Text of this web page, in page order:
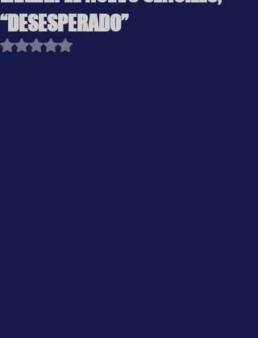
“DESESPERADO”
Obtuvo NaN de 5 estrellas.